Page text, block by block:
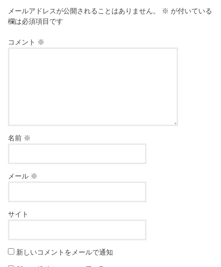
メールアドレスが公開されることはありません。 ※ が付いている
欄は必須項目です
コメント ※
名前 ※
メール ※
サイト
新しいコメントをメールで通知